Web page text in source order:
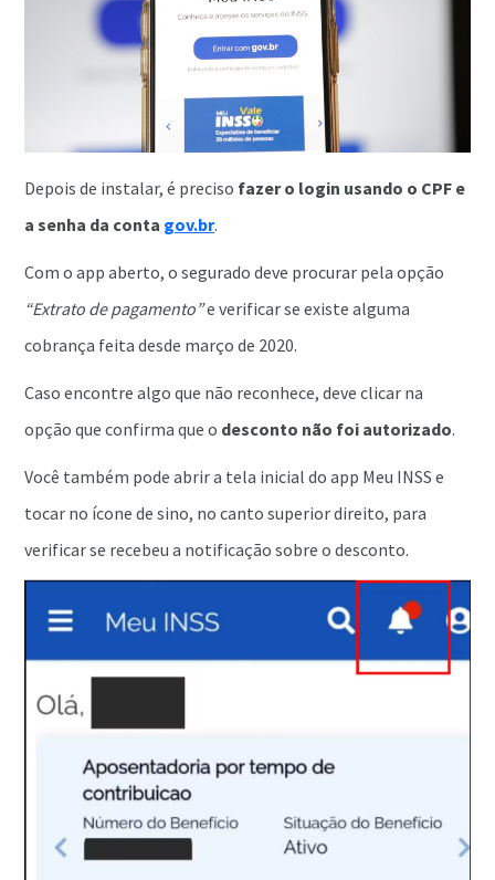
Depois de instalar, é preciso fazer o login usando o CPF e
a senha da conta gov.br.
Com o app aberto, o segurado deve procurar pela opção
“Extrato de pagamento”e verificar se existe alguma
cobrança feita desde março de 2020.
Caso encontre algo que não reconhece, deve clicar na
opção que confirma que o desconto não foi autorizado.
Você também pode abrir a tela inicial do app Meu INSS e
tocar no ícone de sino, no canto superior direito, para
verificar se recebeu a notificação sobre o desconto.